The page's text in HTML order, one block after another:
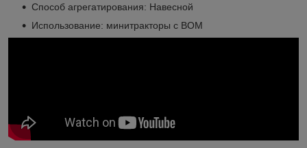
Способ агрегатирования: Навесной
Использование: минитракторы с ВОМ